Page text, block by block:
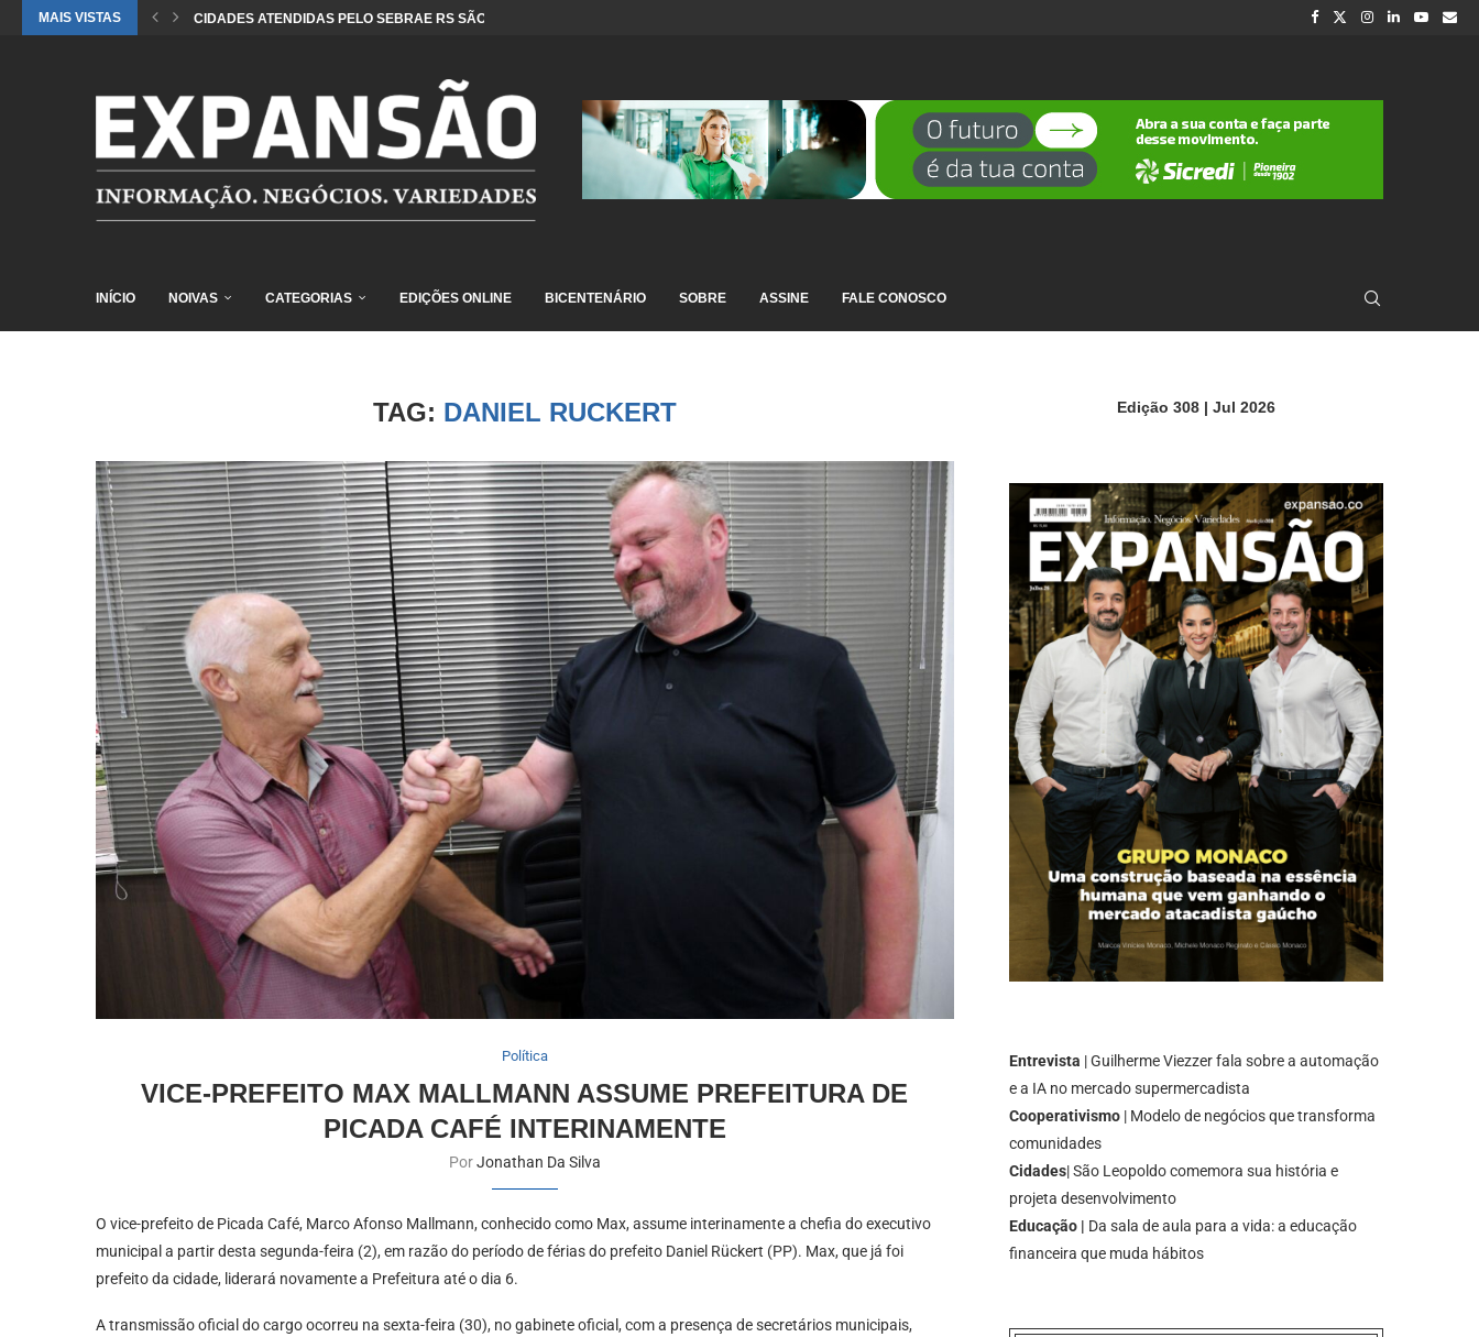
MAIS VISTAS CIDADES ATENDIDAS PELO SEBRAE RS SÃO DESTAQUE EM RANKING NACIONAL...
INÍCIO NOIVAS CATEGORIAS EDIÇÕES ONLINE BICENTENÁRIO SOBRE ASSINE FALE CONOSCO
TAG: DANIEL RUCKERT
Política
VICE-PREFEITO MAX MALLMANN ASSUME PREFEITURA DE
PICADA CAFÉ INTERINAMENTE
PorJonathan Da Silva
O vice-prefeito de Picada Café, Marco Afonso Mallmann, conhecido como Max, assume interinamente a chefia do executivo
municipal a partir desta segunda-feira (2), em razão do período de férias do prefeito Daniel Rückert (PP). Max, que já foi
prefeito da cidade, liderará novamente a Prefeitura até o dia 6.
A transmissão oficial do cargo ocorreu na sexta-feira (30), no gabinete oficial, com a presença de secretários municipais,
Edição 308 | Jul 2026
Entrevista | Guilherme Viezzer fala sobre a automação
e a IA no mercado supermercadista
Cooperativismo | Modelo de negócios que transforma
comunidades
Cidades| São Leopoldo comemora sua história e
projeta desenvolvimento
Educação | Da sala de aula para a vida: a educação
financeira que muda hábitos